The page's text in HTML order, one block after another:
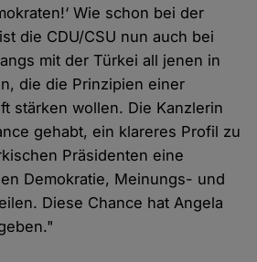
Wie schon bei der
die CDU/CSU nun auch bei
mit der Türkei all jenen in
die die Prinzipien einer
stärken wollen. Die Kanzlerin
gehabt, ein klareres Profil zu
Präsidenten eine
Demokratie, Meinungs- und
Diese Chance hat Angela